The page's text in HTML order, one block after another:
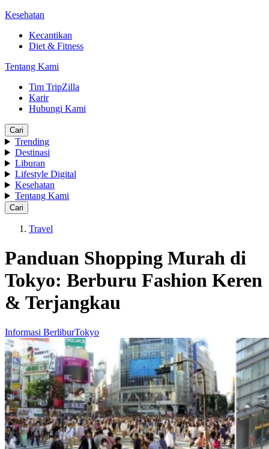
Kesehatan
Kecantikan
Diet & Fitness
Tentang Kami
Tim TripZilla
Karir
Hubungi Kami
Cari
Trending
Destinasi
Liburan
Lifestyle Digital
Kesehatan
Tentang Kami
Cari
Travel
Panduan Shopping Murah di
Tokyo: Berburu Fashion Keren
& Terjangkau
Informasi BerliburTokyo